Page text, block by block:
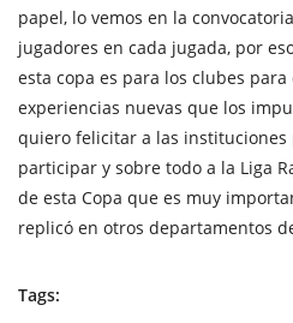
papel, lo vemos en la
jugadores en cada jugada, por
esta copa es para los clubes
experiencias nuevas que los
quiero felicitar a las instituciones
participar y sobre todo a la Liga
de esta Copa que es muy
replicó en otros departamentos
Tags: